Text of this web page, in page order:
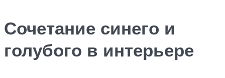
Сочетание синего и
голубого в интерьере